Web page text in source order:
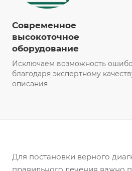
Современное
высокоточное
оборудование
Исключаем возможность
благодаря экспертному
описания
Для постановки верного